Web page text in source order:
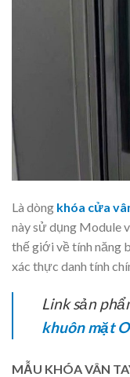
Là dòng khóa cửa
này sử dụng Module
thế giới về tính năng
xác thực danh tính
Link sản
khuôn mặt
MẪU KHÓA VÂN